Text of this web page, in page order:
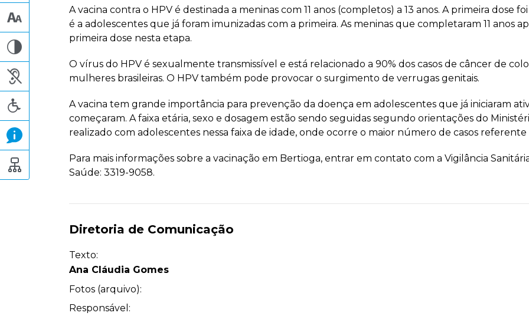
A vacina contra o HPV é destinada a meninas com 11 anos (completos) a 13 anos. A primeira dose
é a adolescentes que já foram imunizadas com a primeira. As meninas que completaram 11 anos
primeira dose nesta etapa.
O vírus do HPV é sexualmente transmissível e está relacionado a 90% dos casos de câncer de
mulheres brasileiras. O HPV também pode provocar o surgimento de verrugas genitais.
A vacina tem grande importância para prevenção da doença em adolescentes que já iniciaram
começaram. A faixa etária, sexo e dosagem estão sendo seguidas segundo orientações do
realizado com adolescentes nessa faixa de idade, onde ocorre o maior número de casos referente
Para mais informações sobre a vacinação em Bertioga, entrar em contato com a Vigilância
Saúde: 3319-9058.
Diretoria de Comunicação
Texto:
Ana Cláudia Gomes
Fotos (arquivo):
Responsável: